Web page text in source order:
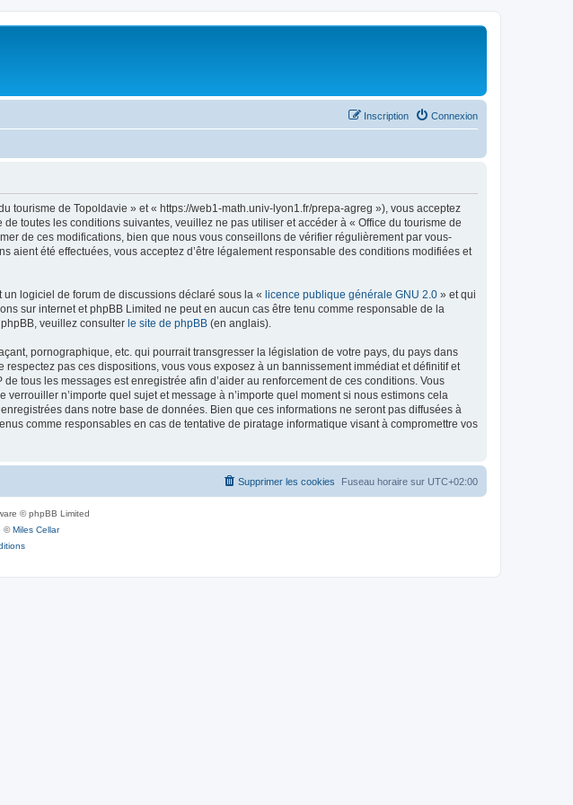
Connexion
Inscription
tourisme de Topoldavie » et « https://web1-math.univ-lyon1.fr/prepa-agreg »), vous acceptez
toutes les conditions suivantes, veuillez ne pas utiliser et accéder à « Office du tourisme de
de ces modifications, bien que nous vous conseillons de vérifier régulièrement par vous-
aient été effectuées, vous acceptez d’être légalement responsable des conditions modifiées et
logiciel de forum de discussions déclaré sous la « licence publique générale GNU 2.0 » et qui
sur internet et phpBB Limited ne peut en aucun cas être tenu comme responsable de la
veuillez consulter le site de phpBB (en anglais).
pornographique, etc. qui pourrait transgresser la législation de votre pays, du pays dans
pas ces dispositions, vous vous exposez à un bannissement immédiat et définitif et
tous les messages est enregistrée afin d’aider au renforcement de ces conditions. Vous
n’importe quel sujet et message à n’importe quel moment si nous estimons cela
dans notre base de données. Bien que ces informations ne seront pas diffusées à
comme responsables en cas de tentative de piratage informatique visant à compromettre vos
Fuseau horaire sur UTC+02:00
Supprimer les cookies
© phpBB Limited
©Miles Cellar